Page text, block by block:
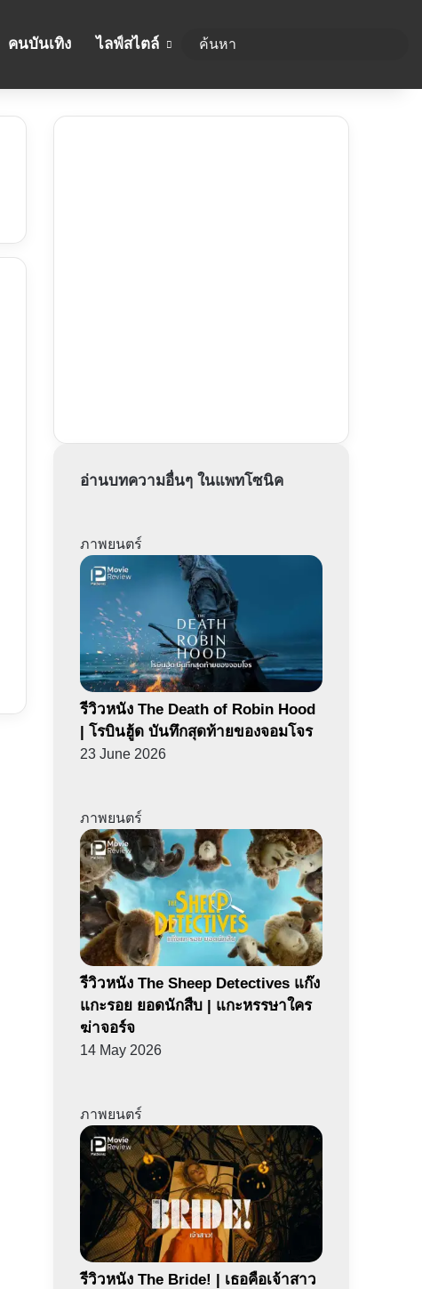
คนบันเทิง ไลฟ์สไตล์
อ่านบทความอื่นๆ ในแพทโซนิค
ภาพยนตร์
รีวิวหนัง The Death of Robin Hood
| โรบินฮู้ด บันทึกสุดท้ายของจอมโจร
23 June 2026
ภาพยนตร์
รีวิวหนัง The Sheep Detectives แก๊ง
แกะรอย ยอดนักสืบ | แกะหรรษาใคร
ฆ่าจอร์จ
14 May 2026
ภาพยนตร์
รีวิวหนัง The Bride! | เธอคือเจ้าสาว